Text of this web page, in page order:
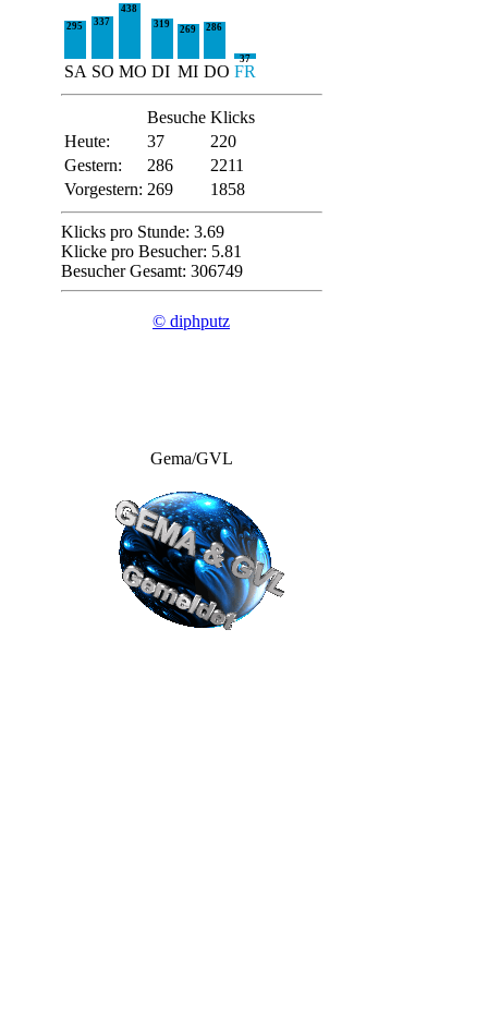
295 337
438
319
269 286
37
SA SO MO DI MI DO FR
Besuche Klicks
Heute:
37
220
Gestern:
286
2211
Vorgestern: 269 1858
Klicks pro Stunde: 3.69
Klicke pro Besucher: 5.81
Besucher Gesamt: 306749
© diphputz
Gema/GVL